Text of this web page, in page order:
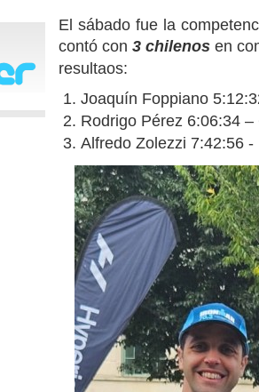
El sábado fue la
contó con 3 chilenos en
resultaos:
Joaquín Foppiano
Rodrigo Pérez 6:06:34 –
Alfredo Zolezzi 7:42:56 -